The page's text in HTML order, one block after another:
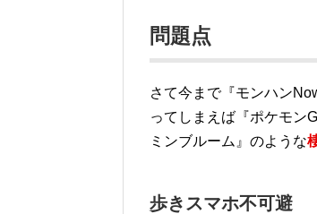
問題点
さて今まで『モンハン
ってしまえば『ポケモン
ミンブルーム』のような
歩きスマホ不可避